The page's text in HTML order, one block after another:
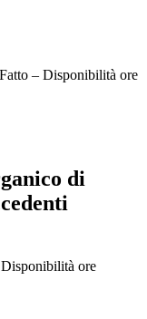
– Disponibilità ore
di
ore